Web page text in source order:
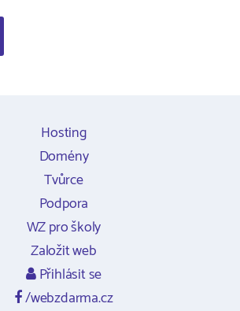
Hosting
Domény
Tvůrce
Podpora
WZ pro školy
Založit web
Přihlásit se
/webzdarma.cz